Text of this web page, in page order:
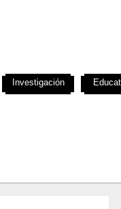
Investigación